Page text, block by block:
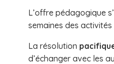
L’offre pédagogique
semaines des
La résolution
d’échanger avec les